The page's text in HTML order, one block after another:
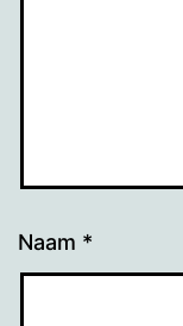
Naam *